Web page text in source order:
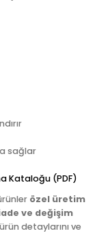
sağlar
Kataloğu (PDF)
özel üretim
ve değişim
detaylarını ve